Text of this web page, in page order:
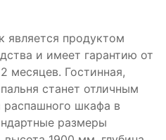
является продуктом
и имеет гарантию от
месяцев. Гостинная,
станет отличным
шкафа в
размеры